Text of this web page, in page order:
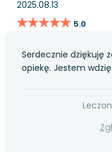
2025.08.13
★★★★★
★★★★★ 5.0
Serdecznie dziękuję
opiekę. Jestem